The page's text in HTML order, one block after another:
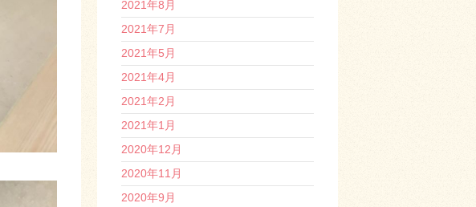
2021年8月
2021年7月
2021年5月
2021年4月
2021年2月
2021年1月
2020年12月
2020年11月
2020年9月